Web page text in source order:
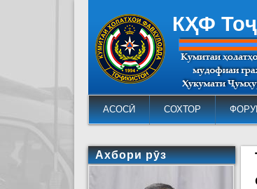
КҲФ
АСОСӢ СОХТОР
Ахбори рӯз